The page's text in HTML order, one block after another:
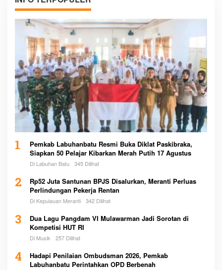
1
Pemkab Labuhanbatu Resmi Buka Diklat Paskibraka,
Siapkan 50 Pelajar Kibarkan Merah Putih 17 Agustus
Di Labuhan Batu 345 Dilihat
2
Rp52 Juta Santunan BPJS Disalurkan, Meranti Perluas
Perlindungan Pekerja Rentan
Di Kepulauan Meranti 342 Dilihat
3
Dua Lagu Pangdam VI Mulawarman Jadi Sorotan di
Kompetisi HUT RI
Di Musik 257 Dilihat
4
Hadapi Penilaian Ombudsman 2026, Pemkab
Labuhanbatu Perintahkan OPD Berbenah